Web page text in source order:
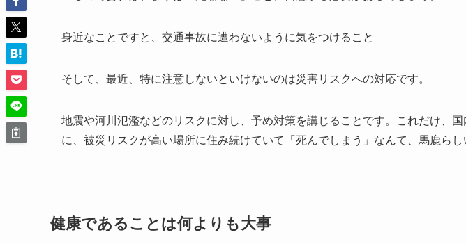
身近なことですと、交通事故に遭わないように気をつけること
そして、最近、特に注意しないといけないのは災害リスクへの対応です。
地震や河川氾濫などのリスクに対し、予め対策を講じることです。これだけ、
に、被災リスクが高い場所に住み続けていて「死んでしまう」なんて、馬鹿らし
健康であることは何よりも大事